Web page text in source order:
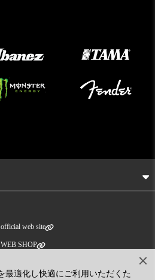
web site
SHOP
最適化し快適にご利用いただくた